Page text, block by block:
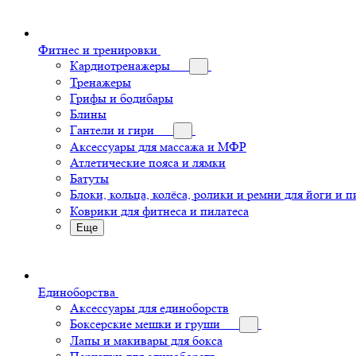
Фитнес и тренировки
Кардиотренажеры
Тренажеры
Грифы и бодибары
Блины
Гантели и гири
Аксессуары для массажа и МФР
Атлетические пояса и лямки
Батуты
Блоки, кольца, колёса, ролики и ремни для йоги и
Коврики для фитнеса и пилатеса
Еще
Единоборства
Аксессуары для единоборств
Боксерские мешки и груши
Лапы и макивары для бокса